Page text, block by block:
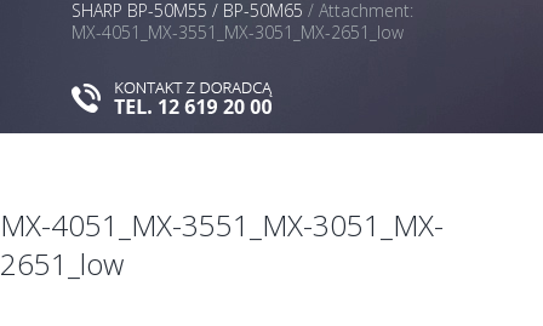
SHARP BP-50M55 / BP-50M65 / Attachment:
MX-4051_MX-3551_MX-3051_MX-2651_low
MX-4051_MX-3551_MX-3051_MX-
2651_low